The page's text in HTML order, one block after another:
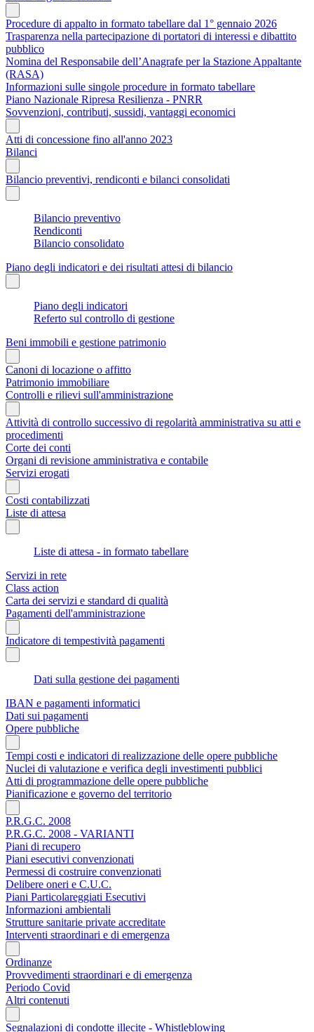
Procedure di appalto in formato tabellare dal 1° gennaio 2026
Trasparenza nella partecipazione di portatori di interessi e dibattito
pubblico
Nomina del Responsabile dell’Anagrafe per la Stazione Appaltante
(RASA)
Informazioni sulle singole procedure in formato tabellare
Piano Nazionale Ripresa Resilienza - PNRR
Sovvenzioni, contributi, sussidi, vantaggi economici
Atti di concessione fino all'anno 2023
Bilanci
Bilancio preventivi, rendiconti e bilanci consolidati
Bilancio preventivo
Rendiconti
Bilancio consolidato
Piano degli indicatori e dei risultati attesi di bilancio
Piano degli indicatori
Referto sul controllo di gestione
Beni immobili e gestione patrimonio
Canoni di locazione o affitto
Patrimonio immobiliare
Controlli e rilievi sull'amministrazione
Attività di controllo successivo di regolarità amministrativa su atti e
procedimenti
Corte dei conti
Organi di revisione amministrativa e contabile
Servizi erogati
Costi contabilizzati
Liste di attesa
Liste di attesa - in formato tabellare
Servizi in rete
Class action
Carta dei servizi e standard di qualità
Pagamenti dell'amministrazione
Indicatore di tempestività pagamenti
Dati sulla gestione dei pagamenti
IBAN e pagamenti informatici
Dati sui pagamenti
Opere pubbliche
Tempi costi e indicatori di realizzazione delle opere pubbliche
Nuclei di valutazione e verifica degli investimenti pubblici
Atti di programmazione delle opere pubbliche
Pianificazione e governo del territorio
P.R.G.C. 2008
P.R.G.C. 2008 - VARIANTI
Piani di recupero
Piani esecutivi convenzionati
Permessi di costruire convenzionati
Delibere oneri e C.U.C.
Piani Particolareggiati Esecutivi
Informazioni ambientali
Strutture sanitarie private accreditate
Interventi straordinari e di emergenza
Ordinanze
Provvedimenti straordinari e di emergenza
Periodo Covid
Altri contenuti
Segnalazioni di condotte illecite - Whistleblowing